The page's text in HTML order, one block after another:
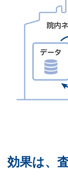
効果は、